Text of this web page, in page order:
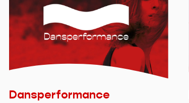
Dansperformance